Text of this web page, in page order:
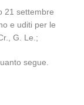
21 settembre
e uditi per le
G. Le.;
segue.